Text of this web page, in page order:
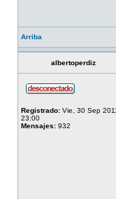
Arriba
albertoperdiz
Registrado: Vie, 30 Sep
23:00
Mensajes: 932